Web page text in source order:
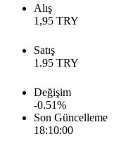
Alış
1,95 TRY
Satış
1.95 TRY
Değişim
-0.51%
Son Güncelleme
18:10:00